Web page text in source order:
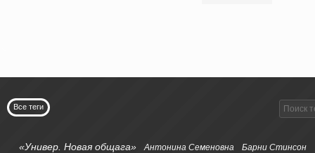
Все теги
«Универ. Новая общага» Антонина Семеновна Барни Стинсон